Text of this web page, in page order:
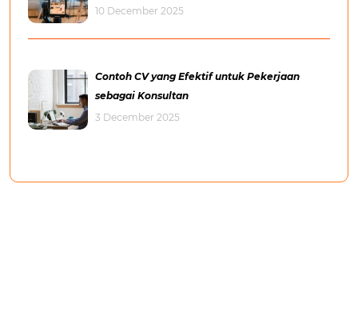
10 December 2025
Contoh CV yang Efektif untuk Pekerjaan
sebagai Konsultan
3 December 2025